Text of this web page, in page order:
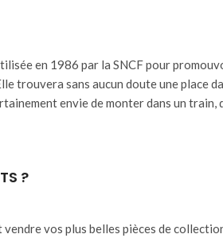
en 1986 par la SNCF pour
trouvera sans aucun doute une place
envie de monter dans un train,
?
vos plus belles pièces de